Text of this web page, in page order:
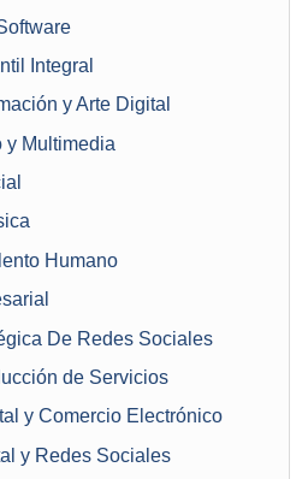
Integral
y Arte Digital
y Multimedia
Humano
De Redes Sociales
de Servicios
y Comercio Electrónico
y Redes Sociales